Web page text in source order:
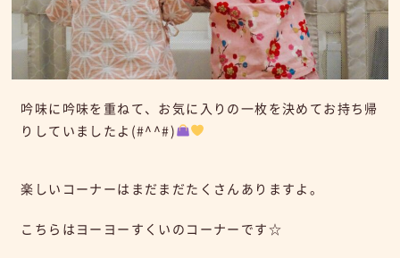
吟味に吟味を重ねて、お気に入りの一枚を決めてお持ち帰
りしていましたよ(#^^#)
楽しいコーナーはまだまだたくさんありますよ。
こちらはヨーヨーすくいのコーナーです☆